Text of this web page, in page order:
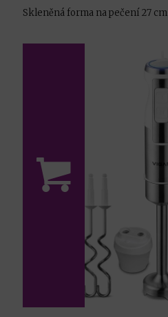
Skleněná forma na pečení 27 cm